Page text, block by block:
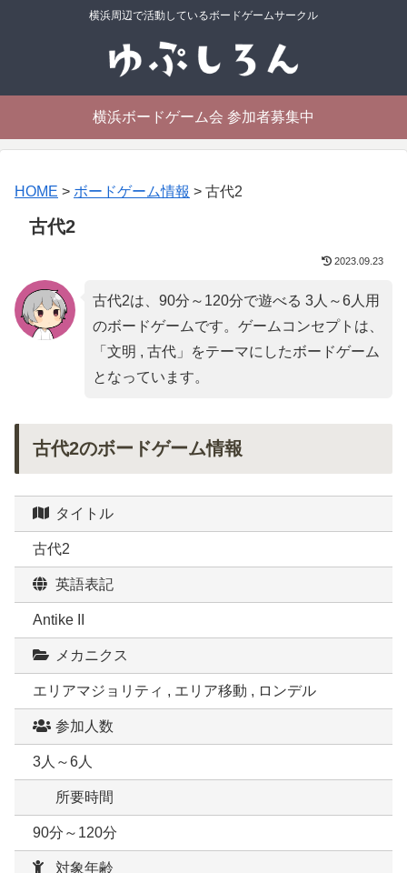
横浜周辺で活動しているボードゲームサークル
横浜ボードゲーム会 参加者募集中
HOME > ボードゲーム情報 > 古代2
古代2
2023.09.23
古代2は、90分～120分で遊べる 3人～6人用
のボードゲームです。ゲームコンセプトは、
「 文明 , 古代」をテーマにしたボードゲーム
となっています。
古代2のボードゲーム情報
タイトル
古代2
英語表記
Antike II
メカニクス
エリアマジョリティ , エリア移動 , ロンデル
参加人数
3人～6人
所要時間
90分～120分
対象年齢